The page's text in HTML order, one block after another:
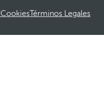
Cookies Términos Legales